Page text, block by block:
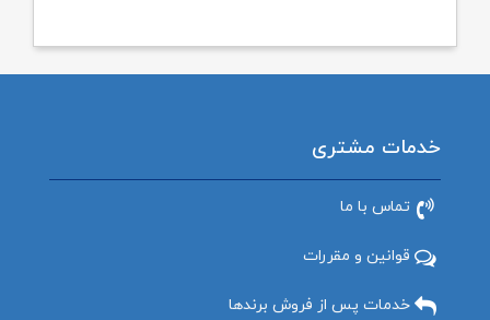
خدمات مشتری
تماس با ما
قوانین و مقررات
خدمات پس از فروش برندها